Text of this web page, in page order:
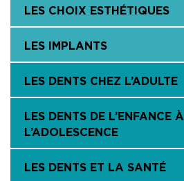
LES CHOIX ESTHÉTIQUES
LES IMPLANTS
LES DENTS CHEZ L’ADULTE
LES DENTS DE L’ENFANCE À
L’ADOLESCENCE
LES DENTS ET LA SANTÉ